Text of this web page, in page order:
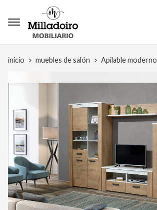
inicio muebles de salón Apilable moderno